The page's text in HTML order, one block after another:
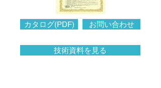
カタログ(PDF) お問い合わせ
技術資料を見る